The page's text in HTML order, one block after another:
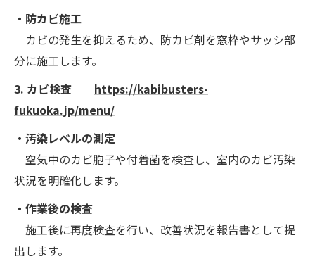
・防カビ施工
カビの発生を抑えるため、防カビ剤を窓枠やサッシ部
分に施工します。
3. カビ検査 https://kabibusters-
fukuoka.jp/menu/
・汚染レベルの測定
空気中のカビ胞子や付着菌を検査し、室内のカビ汚染
状況を明確化します。
・作業後の検査
施工後に再度検査を行い、改善状況を報告書として提
出します。